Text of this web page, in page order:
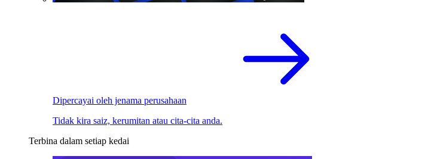
Dipercayai oleh jenama perusahaan
Tidak kira saiz, kerumitan atau cita-cita anda.
Terbina dalam setiap kedai